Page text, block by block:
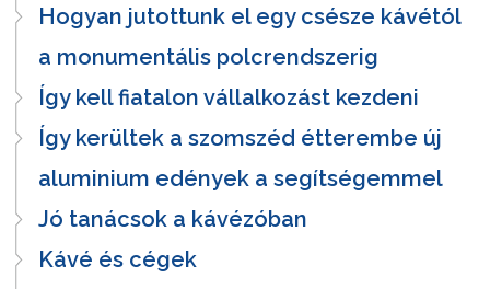
Hogyan jutottunk el egy csésze kávétól
a monumentális polcrendszerig
Így kell fiatalon vállalkozást kezdeni
Így kerültek a szomszéd étterembe új
aluminium edények a segítségemmel
Jó tanácsok a kávézóban
Kávé és cégek